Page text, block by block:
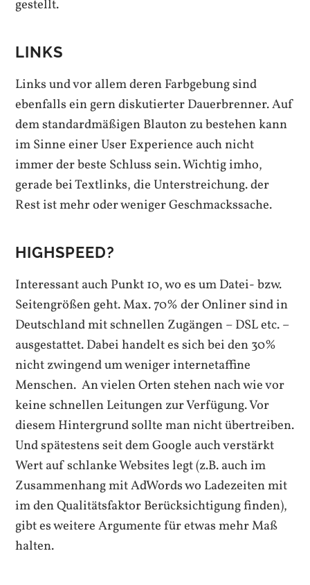
gestellt.
LINKS
Links und vor allem deren Farbgebung sind
ebenfalls ein gern diskutierter Dauerbrenner. Auf
dem standardmäßigen Blauton zu bestehen kann
im Sinne einer User Experience auch nicht
immer der beste Schluss sein. Wichtig imho,
gerade bei Textlinks, die Unterstreichung. der
Rest ist mehr oder weniger Geschmackssache.
HIGHSPEED?
Interessant auch Punkt 10, wo es um Datei- bzw.
Seitengrößen geht. Max. 70% der Onliner sind in
Deutschland mit schnellen Zugängen – DSL etc. –
ausgestattet. Dabei handelt es sich bei den 30%
nicht zwingend um weniger internetaffine
Menschen. An vielen Orten stehen nach wie vor
keine schnellen Leitungen zur Verfügung. Vor
diesem Hintergrund sollte man nicht übertreiben.
Und spätestens seit dem Google auch verstärkt
Wert auf schlanke Websites legt (z.B. auch im
Zusammenhang mit AdWords wo Ladezeiten mit
im den Qualitätsfaktor Berücksichtigung finden),
gibt es weitere Argumente für etwas mehr Maß
halten.